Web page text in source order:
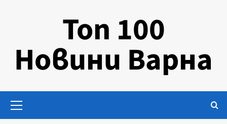
Топ 100
Новини Варна
Menu